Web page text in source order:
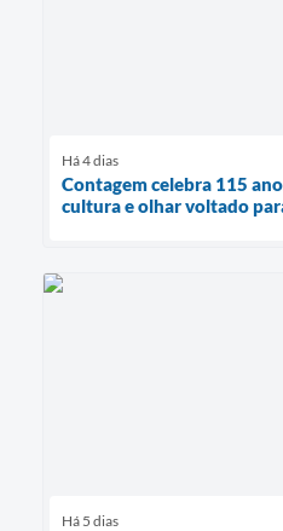
Há 4 dias
Contagem celebra 115
cultura e olhar voltado
Há 5 dias